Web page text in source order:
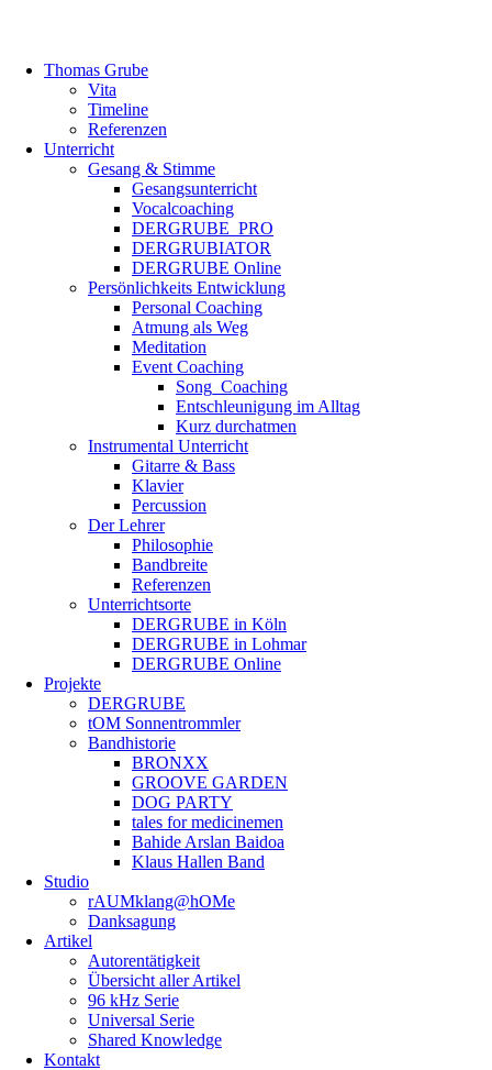
Thomas Grube
Vita
Timeline
Referenzen
Unterricht
Gesang & Stimme
Gesangsunterricht
Vocalcoaching
DERGRUBE_PRO
DERGRUBIATOR
DERGRUBE Online
Persönlichkeits Entwicklung
Personal Coaching
Atmung als Weg
Meditation
Event Coaching
Song_Coaching
Entschleunigung im Alltag
Kurz durchatmen
Instrumental Unterricht
Gitarre & Bass
Klavier
Percussion
Der Lehrer
Philosophie
Bandbreite
Referenzen
Unterrichtsorte
DERGRUBE in Köln
DERGRUBE in Lohmar
DERGRUBE Online
Projekte
DERGRUBE
tOM Sonnentrommler
Bandhistorie
BRONXX
GROOVE GARDEN
DOG PARTY
tales for medicinemen
Bahide Arslan Baidoa
Klaus Hallen Band
Studio
rAUMklang@hOMe
Danksagung
Artikel
Autorentätigkeit
Übersicht aller Artikel
96 kHz Serie
Universal Serie
Shared Knowledge
Kontakt